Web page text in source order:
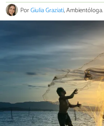
PorGiulia Graziati, Ambientóloga.